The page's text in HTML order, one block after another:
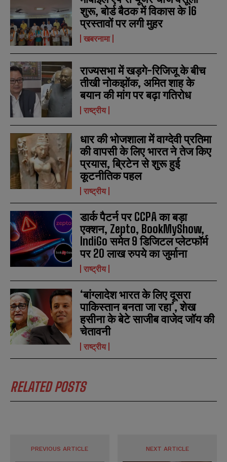
N
a
m
eE
a
i
l
*
N
u
m
b
e
r
SUBMIT
N
a
m
eE
a
i
l
*
N
u
m
b
e
r
SUBMIT
शुरू, बोर्ड बैठक में विकास के 16
प्रस्तावों पर लगी मुहर
खबरनामा
राज्यसभा में खड़गे-रिजिजू के बीच
तीखी नोकझोंक, अमित शाह के
बयान की मांग पर बढ़ा गतिरोध
राष्ट्रीय
धार की भोजशाला में वाग्देवी प्रतिमा
की वापसी के लिए भारत ने तेज किए
प्रयास, ब्रिटेन से शुरू हुई
कूटनीतिक पहल
राष्ट्रीय
डार्क पैटर्न पर CCPA का बड़ा
एक्शन, Zepto, BookMyShow,
IndiGo समेत 9 डिजिटल प्लेटफॉर्म
पर 20 लाख रुपये का जुर्माना
राष्ट्रीय
‘बांग्लादेश भारत के लिए दूसरा
पाकिस्तान बनता जा रहा’, शेख
हसीना के बेटे साजीब वाजेद जॉय की
चेतावनी
राष्ट्रीय
RELATED POSTS
PREVIOUS ARTICLE NEXT ARTICLE